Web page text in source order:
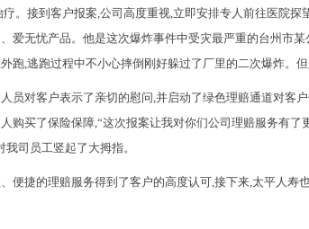
疗。接到客户报案,公司高度重视,立即安排专人前往医院
爱无忧产品。他是这次爆炸事件中受灾最严重的台州市
跑,逃跑过程中不小心摔倒刚好躲过了厂里的二次爆炸。
员对客户表示了亲切的慰问,并启动了绿色理赔通道对客
购买了保险保障,“这次报案让我对你们公司理赔服务有
我司员工竖起了大拇指。
便捷的理赔服务得到了客户的高度认可,接下来,太平人寿